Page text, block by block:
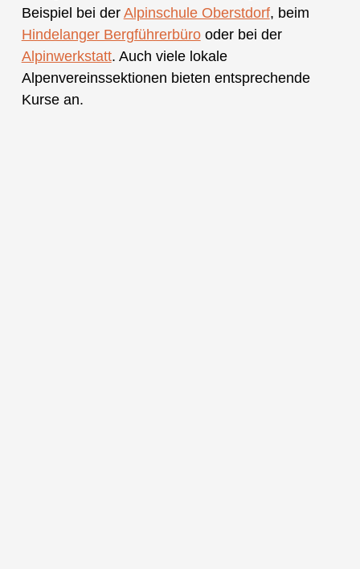
Beispiel bei der Alpinschule Oberstdorf, beim
Hindelanger Bergführerbürooder bei der
Alpinwerkstatt. Auch viele lokale
Alpenvereinssektionen bieten entsprechende
Kurse an.